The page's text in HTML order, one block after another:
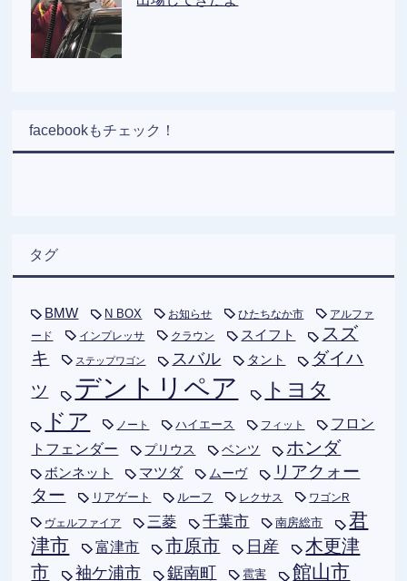
facebookもチェック！
タグ
BMW N BOX お知らせ ひたちなか市
アルファ
ード
インプレッサ クラウン スイフト
スズ
キ
ステップワゴン スバル タント
ダイハ
ツ
デントリペア
トヨタ
ドア
ノート ハイエース フィット
フロン
トフェンダー
プリウス ベンツ ホンダ
ボンネット マツダ ムーヴ
リアクォー
ター
リアゲート ルーフ レクサス ワゴンR
ヴェルファイア 三菱 千葉市 南房総市
君
津市
富津市 市原市 日産
木更津
市
袖ケ浦市 鋸南町 雹害 館山市